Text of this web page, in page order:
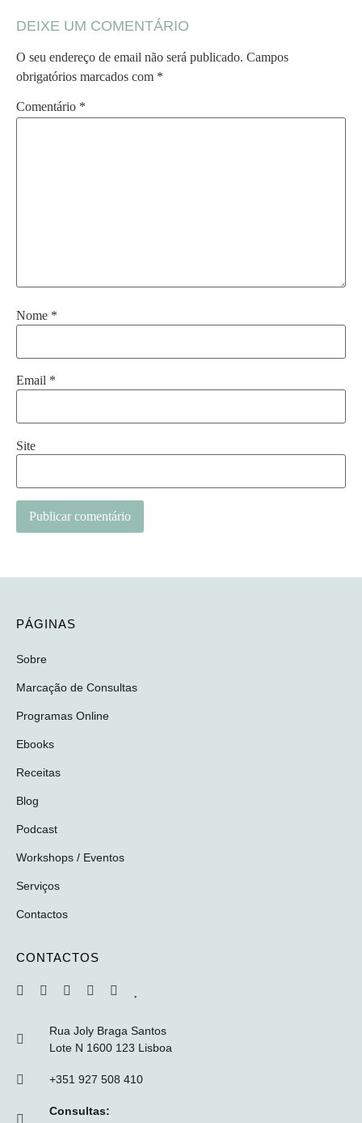
DEIXE UM COMENTÁRIO
O seu endereço de email não será publicado. Campos
obrigatórios marcados com *
Comentário *
Nome *
Email *
Site
PÁGINAS
Sobre
Marcação de Consultas
Programas Online
Ebooks
Receitas
Blog
Podcast
Workshops / Eventos
Serviços
Contactos
CONTACTOS
Rua Joly Braga Santos
Lote N 1600 123 Lisboa
+351 927 508 410
Consultas: